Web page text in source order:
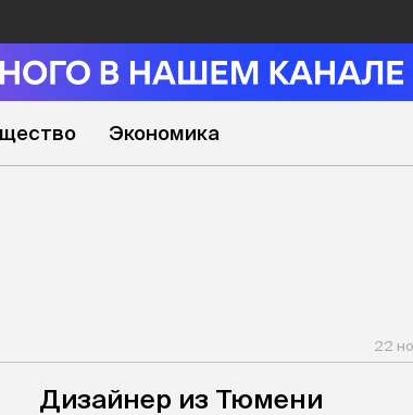
Экономика
22
Дизайнер из Тюмени